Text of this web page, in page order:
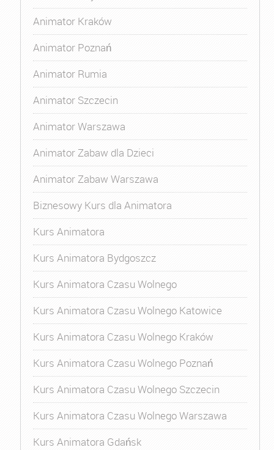
Animator Kraków
Animator Poznań
Animator Rumia
Animator Szczecin
Animator Warszawa
Animator Zabaw dla Dzieci
Animator Zabaw Warszawa
Biznesowy Kurs dla Animatora
Kurs Animatora
Kurs Animatora Bydgoszcz
Kurs Animatora Czasu Wolnego
Kurs Animatora Czasu Wolnego Katowice
Kurs Animatora Czasu Wolnego Kraków
Kurs Animatora Czasu Wolnego Poznań
Kurs Animatora Czasu Wolnego Szczecin
Kurs Animatora Czasu Wolnego Warszawa
Kurs Animatora Gdańsk